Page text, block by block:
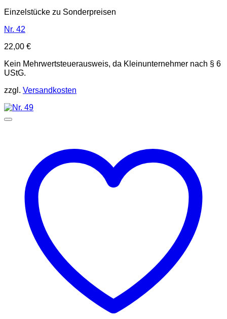
Einzelstücke zu Sonderpreisen
Nr. 42
22,00 €
Kein Mehrwertsteuerausweis, da Kleinunternehmer nach § 6
UStG.
zzgl. Versandkosten